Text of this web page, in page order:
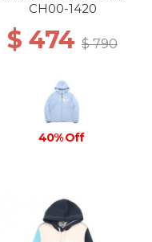
CH00-1420
$ 474 $ 790
40% Off